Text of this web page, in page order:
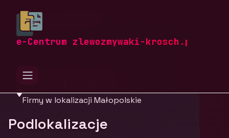
e-Centrum zlewozmywaki-krosch.pl
zlewozmywaki-krosch.pl
Firmy z województwa
Małopolskie
Firmy w lokalizacji Małopolskie
Podlokalizacje